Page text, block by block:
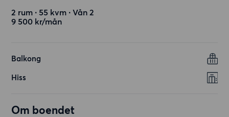
2 rum ∙ 55 kvm ∙ Vån 2
9 500 kr/mån
Balkong
Hiss
Om boendet